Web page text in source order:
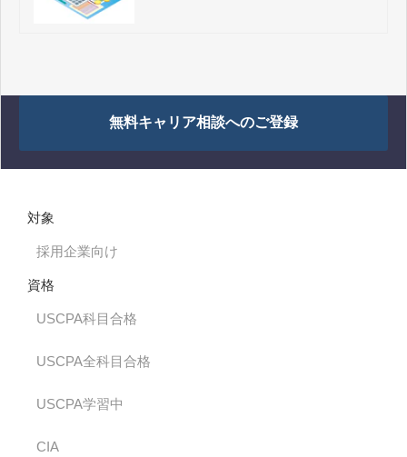
無料キャリア相談へのご登録
対象
採用企業向け
資格
USCPA科目合格
USCPA全科目合格
USCPA学習中
CIA